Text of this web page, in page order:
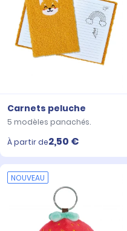
Carnets peluche
5 modèles panachés.
À partir de2,50 €
NOUVEAU